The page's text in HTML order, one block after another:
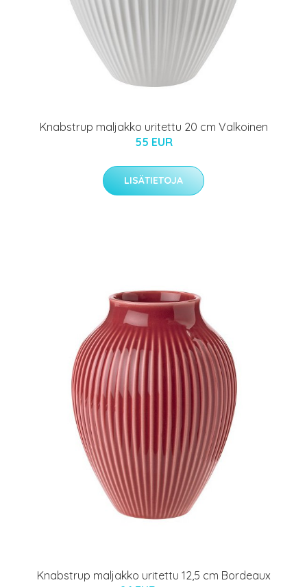
Knabstrup maljakko uritettu 20 cm Valkoinen
55 EUR
LISÄTIETOJA
Knabstrup maljakko uritettu 12,5 cm Bordeaux